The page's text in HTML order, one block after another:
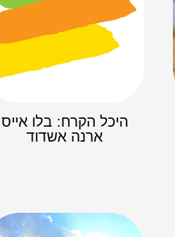
היכל הקרח: בלו אייס
ארנה אשדוד